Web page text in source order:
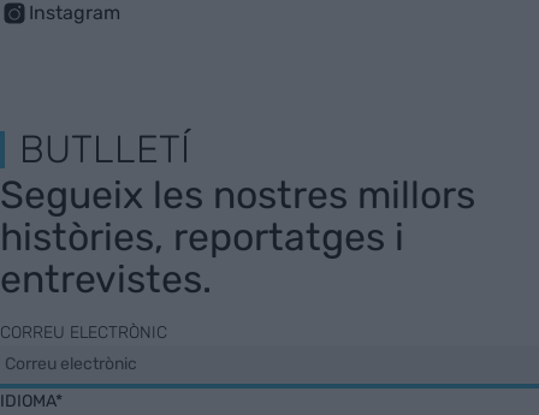
Instagram
BUTLLETÍ
Segueix les nostres millors
històries, reportatges i
entrevistes.
CORREU ELECTRÒNIC
IDIOMA*